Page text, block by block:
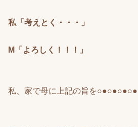
私「考えとく・・・」
M「よろしく！！！」
私、家で母に上記の旨を